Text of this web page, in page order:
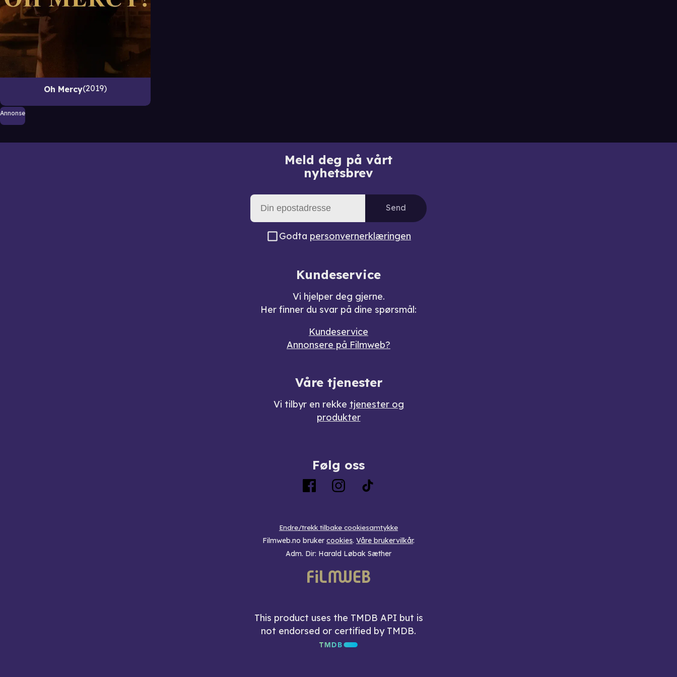
Oh Mercy 2019
Annonse
Meld deg på vårt
nyhetsbrev
Send
Godta personvernerklæringen
Kundeservice
Vi hjelper deg gjerne.
Her finner du svar på dine spørsmål:
Kundeservice
Annonsere på Filmweb?
Våre tjenester
Vi tilbyr en rekke tjenester og
produkter
Følg oss
Endre/trekk tilbake cookiesamtykke
Filmweb.no bruker cookies. Våre brukervilkår.
Adm. Dir: Harald Løbak Sæther
This product uses the TMDB API but is
not endorsed or certified by TMDB.